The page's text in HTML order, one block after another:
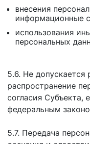
внесения
информационные
использования
персональных
5.6. Не
распространение
согласия Субъекта,
федеральным
5.7. Передача